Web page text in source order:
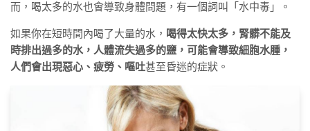
而，喝太多的水也會導致身體問題，有一個詞叫「水中毒」。
如果你在短時間內喝了大量的水， 喝得太快太多，腎髒不能及
時排出過多的水，人體流失過多的鹽，可能會導致細胞水腫，
人們會出現惡心、疲勞、嘔吐甚至昏迷的症狀。